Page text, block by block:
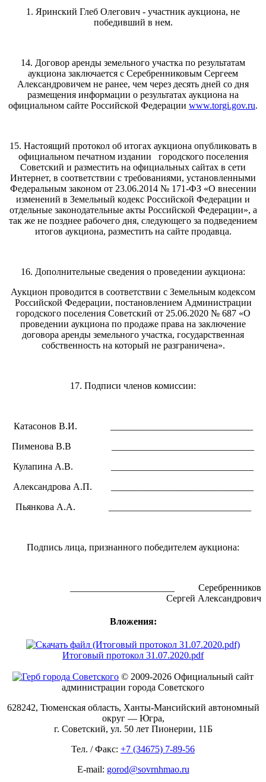
1. Яринский Глеб Олегович - участник аукциона, не
победивший в нем.
14. Договор аренды земельного участка по результатам
аукциона заключается с Серебренниковым Сергеем
Александровичем не ранее, чем через десять дней со дня
размещения информации о результатах аукциона на
официальном сайте Российской Федерации www.torgi.gov.ru.
15. Настоящий протокол об итогах аукциона опубликовать в
официальном печатном издании городского поселения
Советский и разместить на официальных сайтах в сети
Интернет, в соответствии с требованиями, установленными
Федеральным законом от 23.06.2014 № 171-ФЗ «О внесении
изменений в Земельный кодекс Российской Федерации и
отдельные законодательные акты Российской Федерации», а
так же не позднее рабочего дня, следующего за подведением
итогов аукциона, разместить на сайте продавца.
16. Дополнительные сведения о проведении аукциона:
Аукцион проводится в соответствии с Земельным кодексом
Российской Федерации, постановлением Администрации
городского поселения Советский от 25.06.2020 № 687 «О
проведении аукциона по продаже права на заключение
договора аренды земельного участка, государственная
собственность на который не разграничена».
17. Подписи членов комиссии:
Катасонов В.И. ______________________________
Пименова В.В ______________________________
Кулапина А.В. ______________________________
Александрова А.П. ______________________________
Пьянкова А.А. ______________________________
Подпись лица, признанного победителем аукциона:
______________________ Серебренников
Сергей Александрович
Вложения:
Итоговый протокол 31.07.2020.pdf
© 2009-2026 Официальный сайт
администрации города Советского
628242, Тюменская область, Ханты-Мансийский автономный
округ — Югра,
г. Советский, ул. 50 лет Пионерии, 11Б
Тел. / Факс: +7 (34675) 7-89-56
E-mail: gorod@sovrnhmao.ru